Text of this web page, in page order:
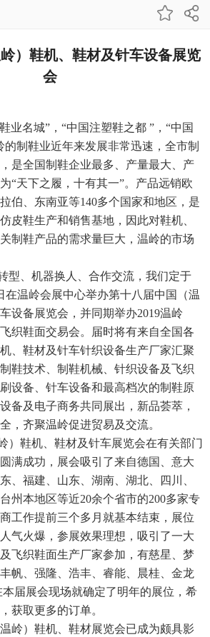
）鞋机、鞋材及针车设备展览
会
业名城”，“中国注塑鞋之都 ”，“中国
的制鞋业近年来发展非常迅速，全市制
是全国制鞋企业最多、产量最大、产
“天下之履，十有其一”。产品远销欧
伯、东南亚等140多个国家和地区，是
皮鞋生产和销售基地，因此对鞋机、
制鞋产品的需求量巨大，温岭的市场
型、机器换人、合作交流，我们定于
在温岭会展中心举办第十八届中国（温
设备展览会，并同期举办2019温岭
织鞋面交易会。届时将有来自全国各
、鞋材及针车针织设备生产厂家汇聚
鞋技术、制鞋机械、针织设备及飞织
设备、针车设备和最高档次的制鞋原
备及电子商务共同展出，新品荟萃，
，齐聚温岭促进贸易及交流。
）鞋机、鞋材及针车展览会在有关部门
满成功，展会吸引了来自德国、意大
、福建、山东、湖南、湖北、四川、
州本地区等近20余个省市的200多家专
工作提前三个多月就基本结束，展位
气火爆，参展效果理想，吸引了一大
飞织鞋面生产厂家参加，有慈星、梦
帆、强隆、浩丰、睿能、晨桂、金龙
届展会现场就确定了明年的展位，希
获取更多的订单。
岭）鞋机、鞋材展览会已成为颇具影